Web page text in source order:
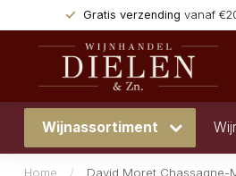
Gratis verzending vanaf
Wijnassortiment
Home / David Moret Chassagne-